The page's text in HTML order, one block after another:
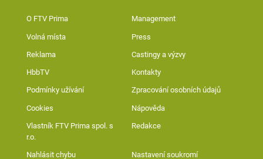
O FTV Prima Management
Volná místa Press
Reklama Castingy a výzvy
HbbTV Kontakty
Podmínky užívání Zpracování osobních údajů
Cookies Nápověda
Vlastník FTV Prima spol. s
r.o.
Redakce
Nahlásit chybu Nastavení soukromí